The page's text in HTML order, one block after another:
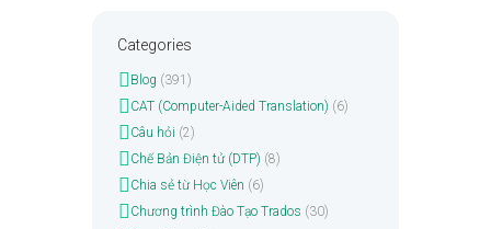
Categories
Blog (391)
CAT (Computer-Aided Translation) (6)
Câu hỏi (2)
Chế Bản Điện tử (DTP) (8)
Chia sẻ từ Học Viên (6)
Chương trình Đào Tạo Trados (30)